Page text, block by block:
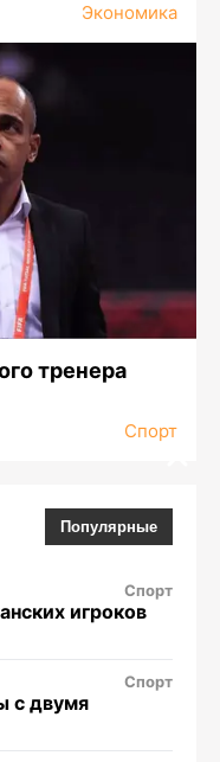
Популярные
Спорт
игроков
Спорт
с двумя
Экономика
тренера
Спорт